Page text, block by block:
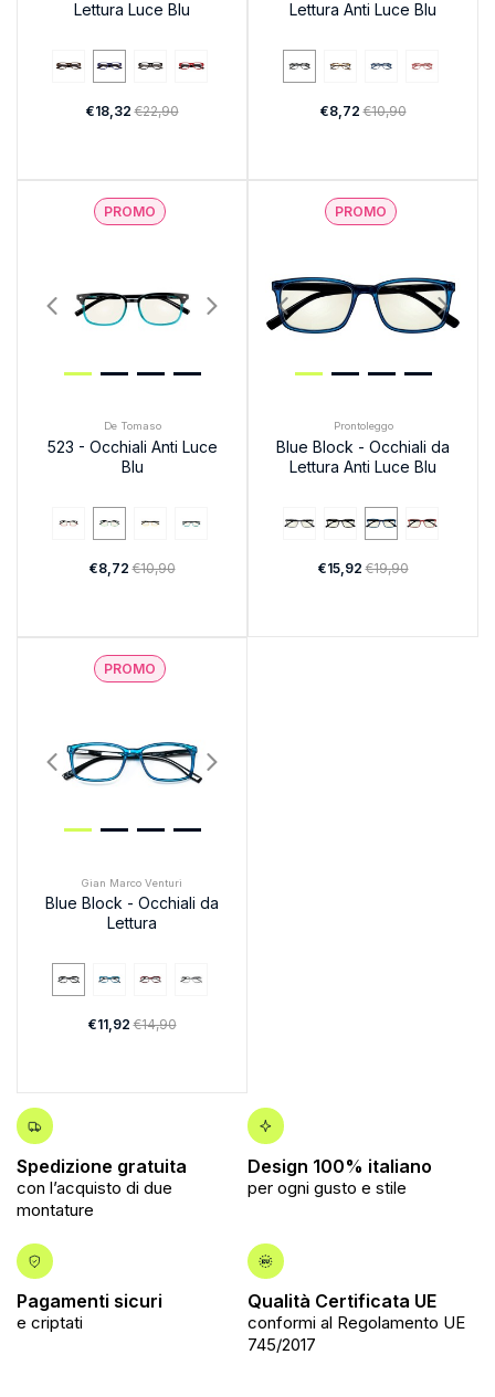
Lettura Luce Blu
€18,32€22,90
Lettura Anti Luce Blu
€8,72€10,90
PROMO
De Tomaso
523 - Occhiali Anti Luce
Blu
€8,72€10,90
PROMO
Prontoleggo
Blue Block - Occhiali da
Lettura Anti Luce Blu
€15,92€19,90
PROMO
Gian Marco Venturi
Blue Block - Occhiali da
Lettura
€11,92€14,90
Spedizione gratuita
con l’acquisto di due
montature
Design 100% italiano
per ogni gusto e stile
Pagamenti sicuri
e criptati
Qualità Certificata UE
conformi al Regolamento UE
745/2017